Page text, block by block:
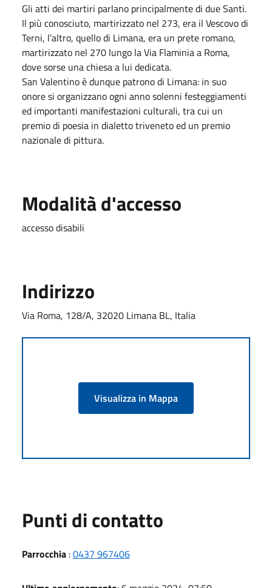
Gli atti dei martiri parlano principalmente di due Santi.
Il più conosciuto, martirizzato nel 273, era il Vescovo di
Terni, l’altro, quello di Limana, era un prete romano,
martirizzato nel 270 lungo la Via Flaminia a Roma,
dove sorse una chiesa a lui dedicata.
San Valentino è dunque patrono di Limana: in suo
onore si organizzano ogni anno solenni festeggiamenti
ed importanti manifestazioni culturali, tra cui un
premio di poesia in dialetto triveneto ed un premio
nazionale di pittura.
Modalità d'accesso
accesso disabili
Indirizzo
Via Roma, 128/A, 32020 Limana BL, Italia
Visualizza in Mappa
Punti di contatto
Parrocchia :0437 967406